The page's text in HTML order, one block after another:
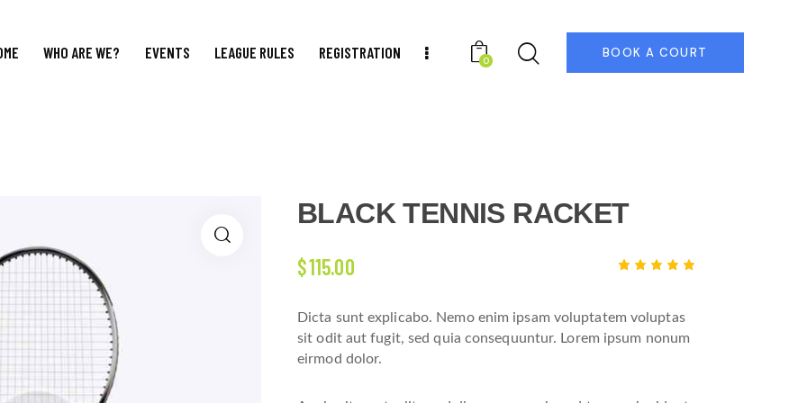
WHO ARE WE? EVENTS LEAGUE RULES REGISTRATION 0
BOOK A COURT
BLACK TENNIS RACKET
based
on
custome
$115.00
Dicta sunt explicabo. Nemo enim ipsam voluptatem voluptas
sit odit aut fugit, sed quia consequuntur. Lorem ipsum nonum
eirmod dolor.